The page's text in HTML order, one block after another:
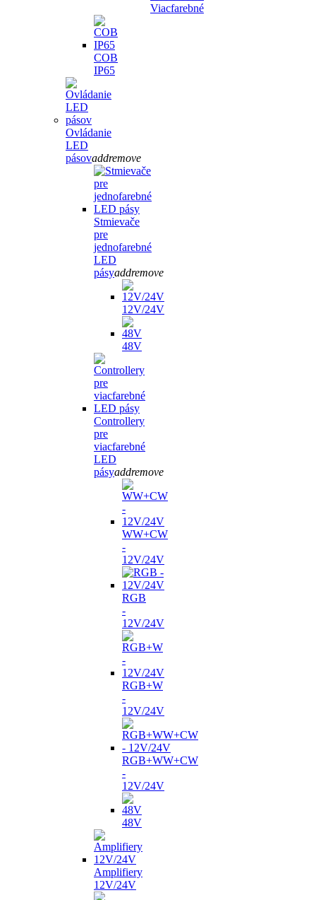
Viacfarebné
COB
IP65
Ovládanie
LED
pásovaddremove
Stmievače
pre
jednofarebné
LED
pásyaddremove
12V/24V
48V
Controllery
pre
viacfarebné
LED
pásyaddremove
WW+CW
-
12V/24V
RGB
-
12V/24V
RGB+W
-
12V/24V
RGB+WW+CW
-
12V/24V
48V
Amplifiery
12V/24V